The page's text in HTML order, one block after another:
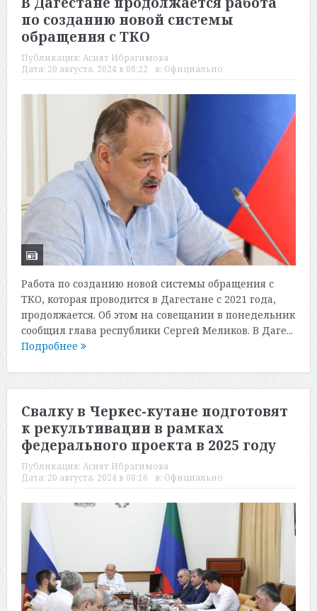
по созданию новой системы
обращения с ТКО
Публикация: Асият Ибрагимова
Дата: 20 августа, 2024 в 08:22 в: Официально
Работа по созданию новой системы обращения с
ТКО, которая проводится в Дагестане с 2021 года,
продолжается. Об этом на совещании в понедельник
сообщил глава республики Сергей Меликов. В Даге...
Подробнее
Свалку в Черкес-кутане подготовят
к рекультивации в рамках
федерального проекта в 2025 году
Публикация: Асият Ибрагимова
Дата: 20 августа, 2024 в 08:16 в: Официально